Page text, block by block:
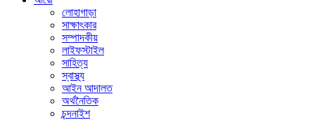
লোহাগাড়া
সাক্ষাৎকার
সম্পাদকীয়
লাইফস্টাইল
সাহিত্য
স্বাস্থ্য
আইন আদালত
অর্থনৈতিক
চন্দনাইশ